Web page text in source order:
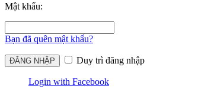
Mật khẩu:
Bạn đã quên mật khẩu?
Duy trì đăng nhập
Login with Facebook